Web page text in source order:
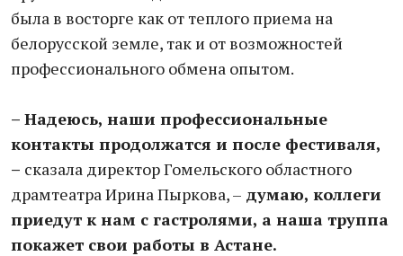
была в восторге как от теплого приема на
белорусской земле, так и от возможностей
профессионального обмена опытом.
– Надеюсь, наши профессиональные
контакты продолжатся и после фестиваля,
– сказала директор Гомельского областного
драмтеатра Ирина Пыркова, – думаю, коллеги
приедут к нам с гастролями, а наша труппа
покажет свои работы в Астане.